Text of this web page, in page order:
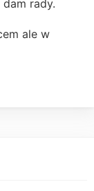
rady.
ale w